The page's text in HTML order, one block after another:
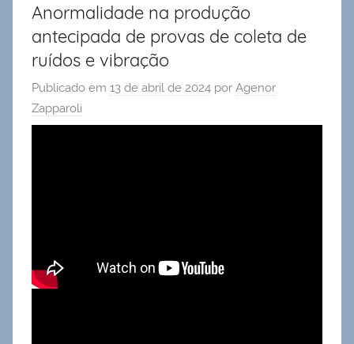
Anormalidade na produção
antecipada de provas de coleta de
ruídos e vibração
Publicado em 13 de abril de 2024 por Agenor
Zapparoli